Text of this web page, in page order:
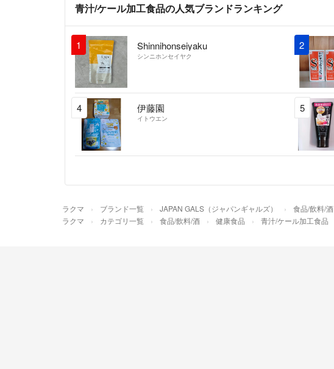
青汁/ケール加工食品の人気ブランドランキング
1 Shinnihonseiyaku
シンニホンセイヤク
2
4 伊藤園
イトウエン
5
ラクマ ブランド一覧 JAPAN GALS（ジャパンギャルズ） 食品/飲料/酒
ラクマ カテゴリ一覧 食品/飲料/酒 健康食品 青汁/ケール加工食品